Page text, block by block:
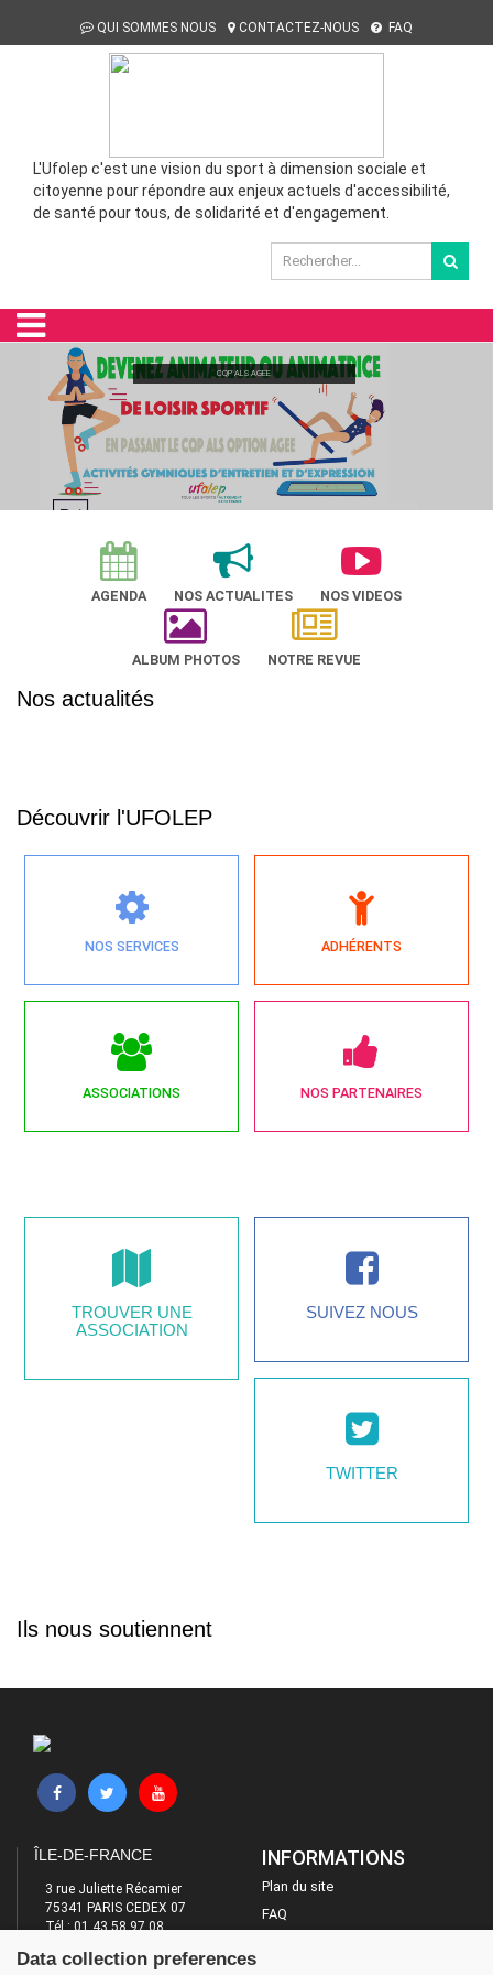
QUI SOMMES NOUS CONTACTEZ-NOUS FAQ
L'Ufolep c'est une vision du sport à dimension sociale et
citoyenne pour répondre aux enjeux actuels d'accessibilité,
de santé pour tous, de solidarité et d'engagement.
CQP ALS AGEE
FORMATION CQP ALS JSJO
AGENDA NOS ACTUALITES NOS VIDEOS
ALBUM PHOTOS NOTRE REVUE
Nos actualités
Découvrir l'UFOLEP
NOS SERVICES ADHÉRENTS
ASSOCIATIONS NOS PARTENAIRES
TROUVER UNE
ASSOCIATION
SUIVEZ NOUS
TWITTER
Ils nous soutiennent
ÎLE-DE-FRANCE
3 rue Juliette Récamier
75341 PARIS CEDEX 07
Tél : 01 43 58 97 08
INFORMATIONS
Plan du site
FAQ
Data collection preferences